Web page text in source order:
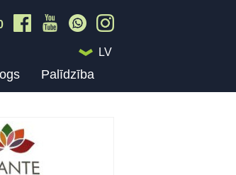
LV
Palīdzība